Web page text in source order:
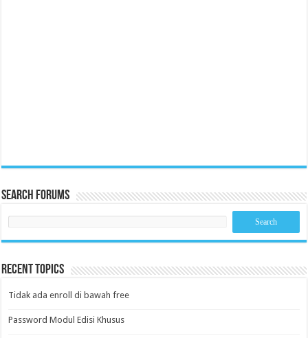
Search Forums
Recent Topics
Tidak ada enroll di bawah free
Password Modul Edisi Khusus